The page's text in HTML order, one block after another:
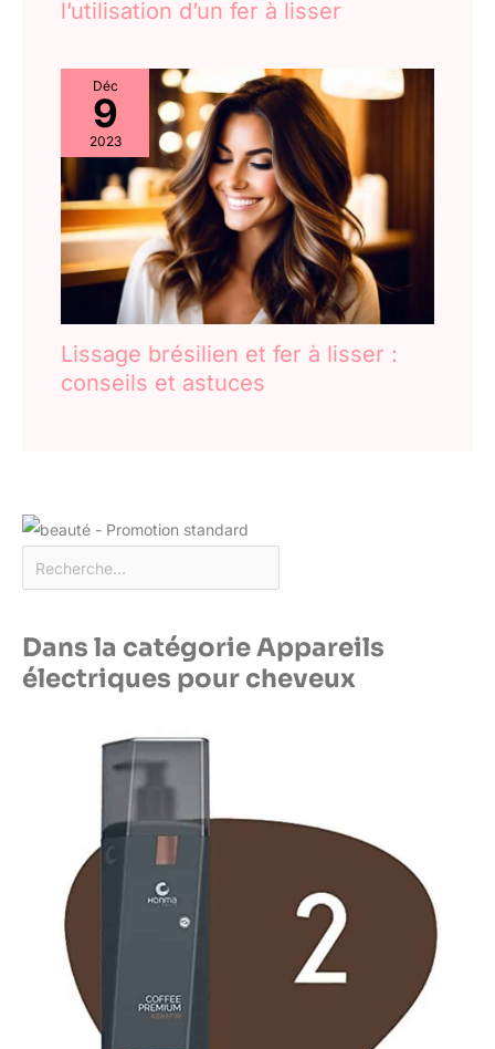
l’utilisation d’un fer à lisser
Déc
9
2023
Lissage brésilien et fer à lisser :
conseils et astuces
Dans la catégorie Appareils
électriques pour cheveux